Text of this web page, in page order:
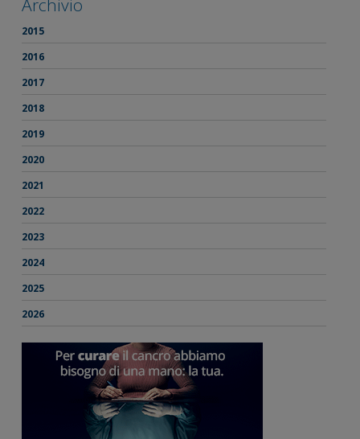
Archivio
2015
2016
2017
2018
2019
2020
2021
2022
2023
2024
2025
2026